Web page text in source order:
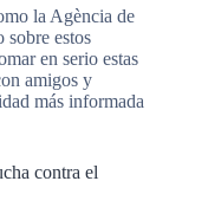
la Agència de
sobre estos
en serio estas
amigos y
más informada
contra el